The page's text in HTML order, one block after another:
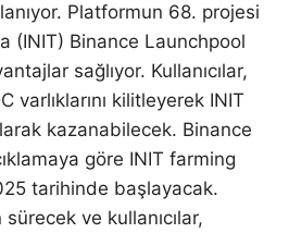
Platformun 68. projesi
(INIT) Binance Launchpool
sağlıyor. Kullanıcılar,
varlıklarını kilitleyerek INIT
kazanabilecek. Binance
göre INIT farming
tarihinde başlayacak.
ve kullanıcılar,